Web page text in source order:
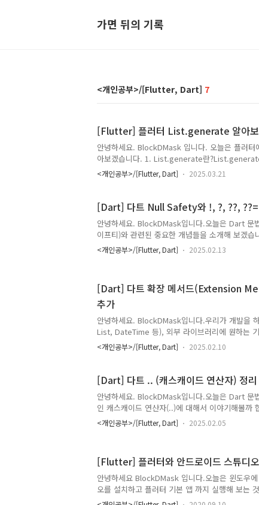
가면 뒤의 기록
<개인공부>/[Flutter, Dart] 7
[Flutter] 플러터 List.generate 알아
안녕하세요. BlockDMask 입니다. 오늘은 플러
아보겠습니다. 1. List.generate란
생성할 때 사용됩니다. 이 함수는 반복적으로 특
줍니다.List List.generate( int length, T Function(int index) generator, {bool growable = false})length:
설정하면 리스트를 동적으로 확..
<개인공부>/[Flutter, Dart] 2025.03.21
[Dart] 다트 Null Safety와 !, ?, ??,
안녕하세요. BlockDMask입니다.오늘은 Dart
이프티)와 관련된 중요한 개념들을 소개해 보겠습
는 !, ?, ??, ??= 연산자에 대해 알아보고, 안전한
살펴보겠습니다.오늘 포스팅을 보면, 더 안정적이
것을 방지하거나, null 값으로 인해 발생할 수 있
Exception)를 사전에 차단할 수 있습니다. 이는 앱
에러를 예방하여 더..
<개인공부>/[Flutter, Dart] 2025.02.13
[Dart] 다트 확장 메서드(Extension
추가
안녕하세요. BlockDMask입니다.우리가 개발을
List, DateTime 등), 외부 라이브러리에 원하는
습니다. 이때 정말 유용하게 사용할 수 있는 확장
합니다. 1. 확장 메서드란?Dart의 확장 메서드
기능을 활용하면 외부 라이브러리의 클래스나 기
에도 원하는 기능을 쉽게 확장할 수 있습니다.(C#
용할 수 있습니다.) 2. 기본 문법 설명확장 메서
알면 됩니다.- exten..
<개인공부>/[Flutter, Dart] 2025.02.10
[Dart] 다트 .. (캐스캐이드 연산자) 정리
안녕하세요. BlockDMask입니다.오늘은 Dart 문
인 캐스캐이드 연산자(..)에 대해서 이야기해볼까
고 가독성 좋게만들어 줄 수 있습니다.그럼, 오늘
지, 언제 사용하면 좋은지, 예제까지 함께 설명해
것은 코드가 길어지고, 좀 귀찮습니다.예를 들어서
다.아래 코드는 사람(Person) 객체의 이름과 나
는 코드입니다. 일반적인 객체 함수 호출 여기서
<개인공부>/[Flutter, Dart] 2025.02.05
[Flutter] 플러터와 안드로이드 스튜디
안녕하세요 BlockDMask 입니다.오늘은 윈도우
오를 설치하고 플러터 기본 앱 까지 실행해 보는
제가 설치를 하려고 하는데 많이 어려웠어서 매우